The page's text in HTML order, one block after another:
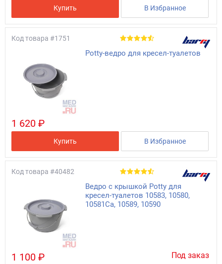
Купить В Избранное
Код товара #1751
Potty-ведро для кресел-туалетов
1 620 ₽
Купить В Избранное
Код товара #40482
Ведро с крышкой Potty для
кресел-туалетов 10583, 10580,
10581Ca, 10589, 10590
1 100 ₽ Под заказ